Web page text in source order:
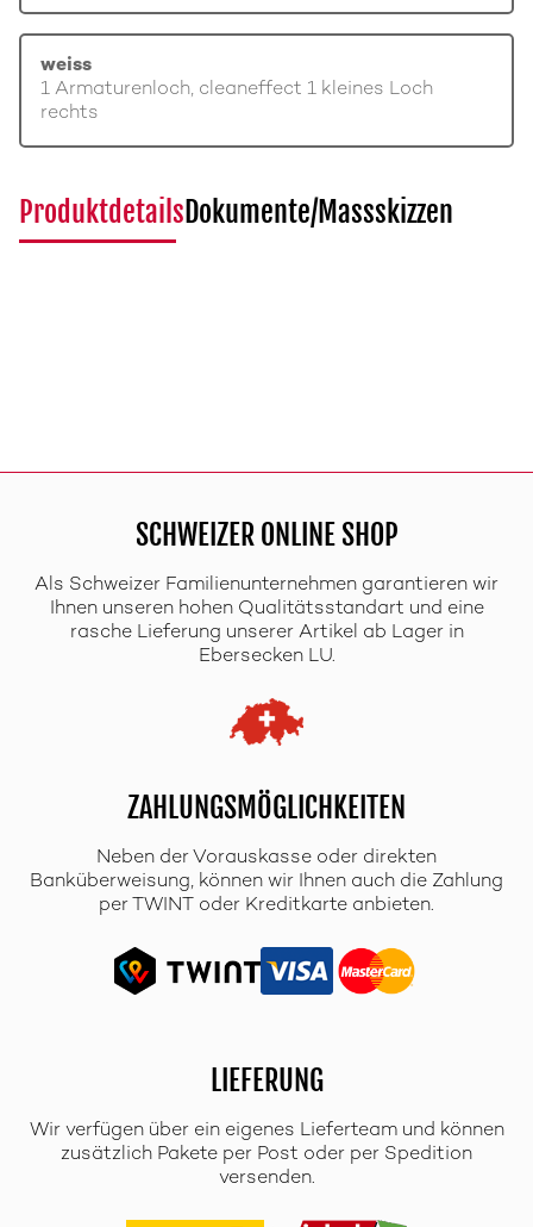
weiss
1 Armaturenloch, cleaneffect 1 kleines Loch
rechts
ProduktdetailsDokumente/Massskizzen
SCHWEIZER ONLINE SHOP
Als Schweizer Familienunternehmen garantieren wir
Ihnen unseren hohen Qualitätsstandart und eine
rasche Lieferung unserer Artikel ab Lager in
Ebersecken LU.
ZAHLUNGSMÖGLICHKEITEN
Neben der Vorauskasse oder direkten
Banküberweisung, können wir Ihnen auch die Zahlung
per TWINT oder Kreditkarte anbieten.
LIEFERUNG
Wir verfügen über ein eigenes Lieferteam und können
zusätzlich Pakete per Post oder per Spedition
versenden.